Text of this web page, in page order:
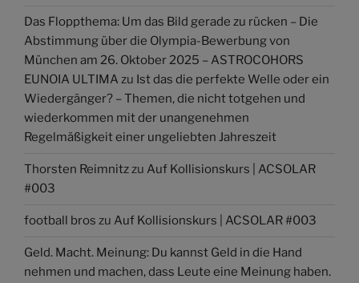
Das Floppthema: Um das Bild gerade zu rücken – Die
Abstimmung über die Olympia-Bewerbung von
München am 26. Oktober 2025 – ASTROCOHORS
EUNOIA ULTIMA zu Ist das die perfekte Welle oder ein
Wiedergänger? – Themen, die nicht totgehen und
wiederkommen mit der unangenehmen
Regelmäßigkeit einer ungeliebten Jahreszeit
Thorsten Reimnitzzu Auf Kollisionskurs | ACSOLAR
#003
football bros zu Auf Kollisionskurs | ACSOLAR #003
Geld. Macht. Meinung: Du kannst Geld in die Hand
nehmen und machen, dass Leute eine Meinung haben.